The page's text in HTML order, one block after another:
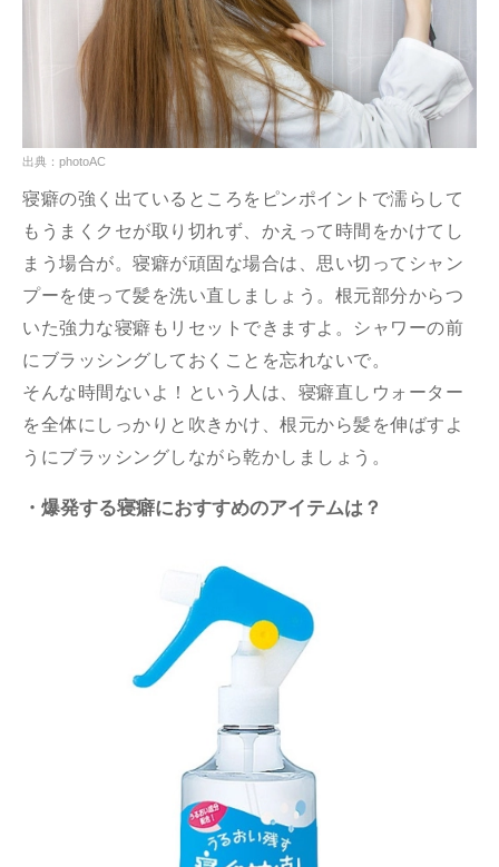
出典：photoAC
寝癖の強く出ているところをピンポイントで濡らして
もうまくクセが取り切れず、かえって時間をかけてし
まう場合が。寝癖が頑固な場合は、思い切ってシャン
プーを使って髪を洗い直しましょう。根元部分からつ
いた強力な寝癖もリセットできますよ。シャワーの前
にブラッシングしておくことを忘れないで。
そんな時間ないよ！という人は、寝癖直しウォーター
を全体にしっかりと吹きかけ、根元から髪を伸ばすよ
うにブラッシングしながら乾かしましょう。
・爆発する寝癖におすすめのアイテムは？